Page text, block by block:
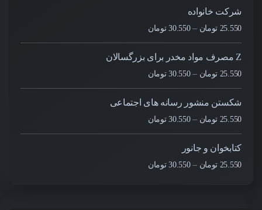
شرکت خانواده
25.550 تومان –
30.550 تومان
Z مصرف مواد مخدر برای بزرگسالان
25.550 تومان –
30.550 تومان
شکستن منشور رسانه های اجتماعی
25.550 تومان –
30.550 تومان
کتابخوان و جانور
25.550 تومان –
30.550 تومان